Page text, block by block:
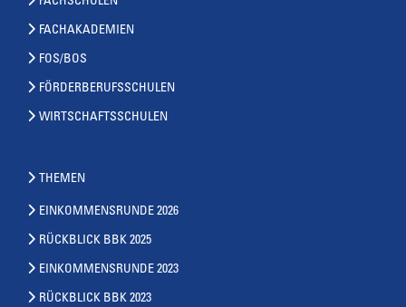
FACHAKADEMIEN
FOS/BOS
FÖRDERBERUFSSCHULEN
WIRTSCHAFTSSCHULEN
THEMEN
EINKOMMENSRUNDE 2026
RÜCKBLICK BBK 2025
EINKOMMENSRUNDE 2023
RÜCKBLICK BBK 2023